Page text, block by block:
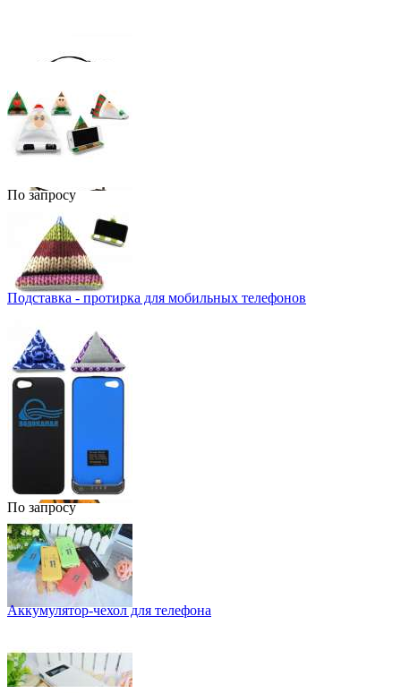
По запросу
Подставка - протирка для мобильных телефонов
По запросу
Аккумулятор-чехол для телефона